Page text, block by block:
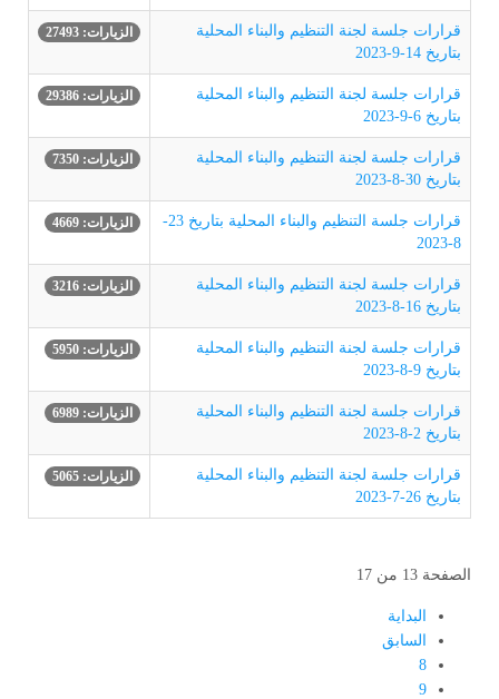
قرارات جلسة لجنة التنظيم والبناء المحلية
بتاريخ 14-9-2023
الزيارات: 27493
قرارات جلسة لجنة التنظيم والبناء المحلية
بتاريخ 6-9-2023
الزيارات: 29386
قرارات جلسة لجنة التنظيم والبناء المحلية
بتاريخ 30-8-2023
الزيارات: 7350
قرارات جلسة التنظيم والبناء المحلية بتاريخ 23-
8-2023
الزيارات: 4669
قرارات جلسة لجنة التنظيم والبناء المحلية
بتاريخ 16-8-2023
الزيارات: 3216
قرارات جلسة لجنة التنظيم والبناء المحلية
بتاريخ 9-8-2023
الزيارات: 5950
قرارات جلسة لجنة التنظيم والبناء المحلية
بتاريخ 2-8-2023
الزيارات: 6989
قرارات جلسة لجنة التنظيم والبناء المحلية
بتاريخ 26-7-2023
الزيارات: 5065
الصفحة 13 من 17
البداية
السابق
8
9